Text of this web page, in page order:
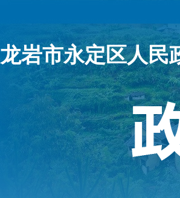
龙岩市永定区人民